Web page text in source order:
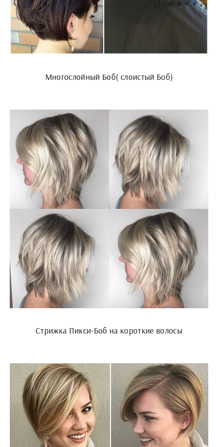
Многослойный Боб( слоистый Боб)
Стрижка Пикси-Боб на короткие волосы